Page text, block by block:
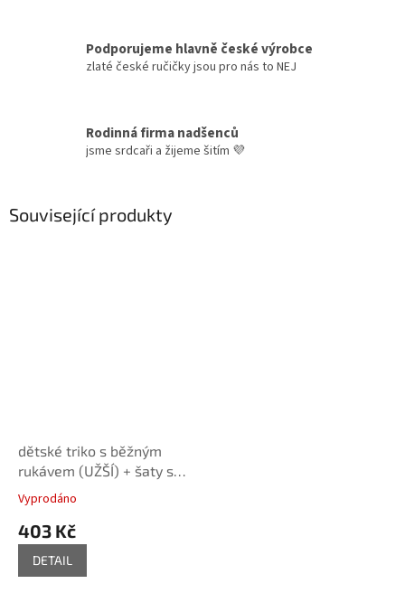
Podporujeme hlavně české výrobce
zlaté české ručičky jsou pro nás to NEJ
Rodinná firma nadšenců
jsme srdcaři a žijeme šitím 💜
Související produkty
dětské triko s běžným
rukávem (UŽŠÍ) + šaty s
rovnou sukní - tištěný střih
Caramilla
Vyprodáno
403 Kč
DETAIL